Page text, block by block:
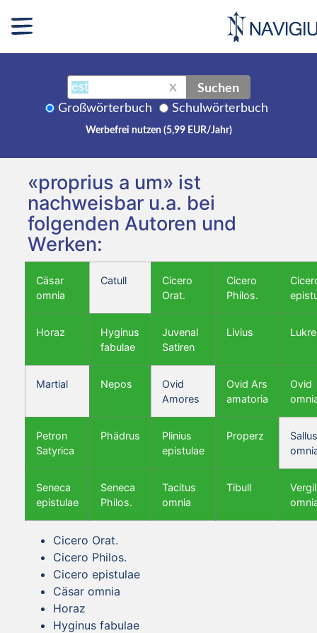
X Suchen
Großwörterbuch Schulwörterbuch
Werbefrei nutzen (5,99 EUR/Jahr)
«proprius a um» ist
nachweisbar u.a. bei
folgenden Autoren und
Werken:
Cäsar
omnia
Catull
Cicero
Orat.
Cicero
Philos.
Horaz
Hyginus
fabulae
Juvenal
Satiren
Livius
Martial Nepos
Ovid
Amores
Ovid Ars
amatoria
Ovid
Petron
Satyrica
Phädrus
Plinius
epistulae
Properz
Seneca
epistulae
Seneca
Philos.
Tacitus
omnia
Tibull
Vergil
Cicero Orat.
Cicero Philos.
Cicero epistulae
Cäsar omnia
Horaz
Hyginus fabulae